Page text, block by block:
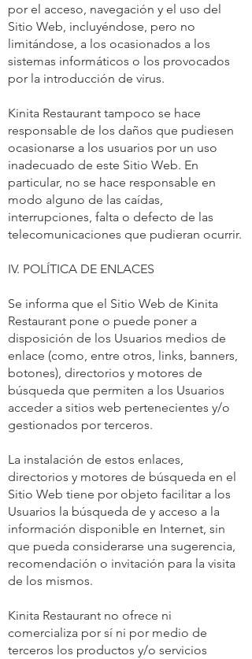
por el acceso, navegación y el uso del
Sitio Web, incluyéndose, pero no
limitándose, a los ocasionados a los
sistemas informáticos o los provocados
por la introducción de virus.
Kinita Restaurant tampoco se hace
responsable de los daños que pudiesen
ocasionarse a los usuarios por un uso
inadecuado de este Sitio Web. En
particular, no se hace responsable en
modo alguno de las caídas,
interrupciones, falta o defecto de las
telecomunicaciones que pudieran ocurrir.
IV. POLÍTICA DE ENLACES
Se informa que el Sitio Web de Kinita
Restaurant pone o puede poner a
disposición de los Usuarios medios de
enlace (como, entre otros, links, banners,
botones), directorios y motores de
búsqueda que permiten a los Usuarios
acceder a sitios web pertenecientes y/o
gestionados por terceros.
La instalación de estos enlaces,
directorios y motores de búsqueda en el
Sitio Web tiene por objeto facilitar a los
Usuarios la búsqueda de y acceso a la
información disponible en Internet, sin
que pueda considerarse una sugerencia,
recomendación o invitación para la visita
de los mismos.
Kinita Restaurant no ofrece ni
comercializa por sí ni por medio de
terceros los productos y/o servicios